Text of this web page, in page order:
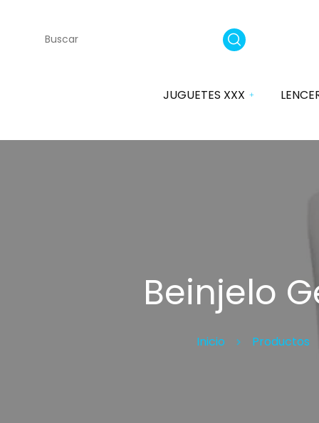
JUGUETES XXX
Masturbadores Ella
Beinjelo
Inicio Productos